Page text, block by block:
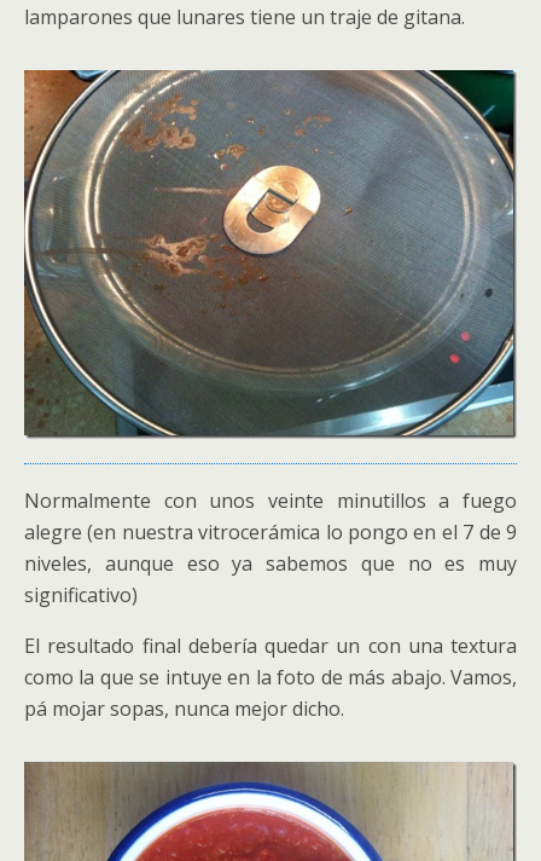
lamparones que lunares tiene un traje de gitana.
Normalmente con unos veinte minutillos a fuego
alegre (en nuestra vitrocerámica lo pongo en el 7 de 9
niveles, aunque eso ya sabemos que no es muy
significativo)
El resultado final debería quedar un con una textura
como la que se intuye en la foto de más abajo. Vamos,
pá mojar sopas, nunca mejor dicho.